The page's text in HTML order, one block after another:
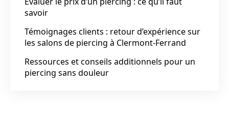
savoir
Témoignages clients : retour d’expérience sur
les salons de piercing à Clermont-Ferrand
Ressources et conseils additionnels pour un
piercing sans douleur